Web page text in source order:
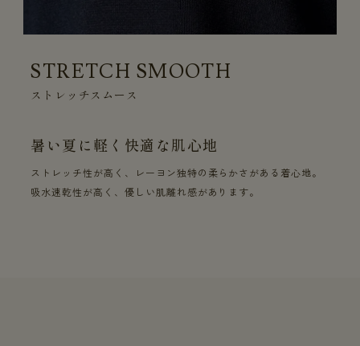
STRETCH SMOOTH
ストレッチスムース
暑い夏に軽く快適な肌心地
ストレッチ性が高く、レーヨン独特の柔らかさがある着心地。
吸水速乾性が高く、優しい肌離れ感があります。